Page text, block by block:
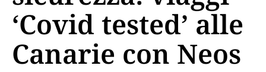
‘Covid tested’ alle
Canarie con Neos